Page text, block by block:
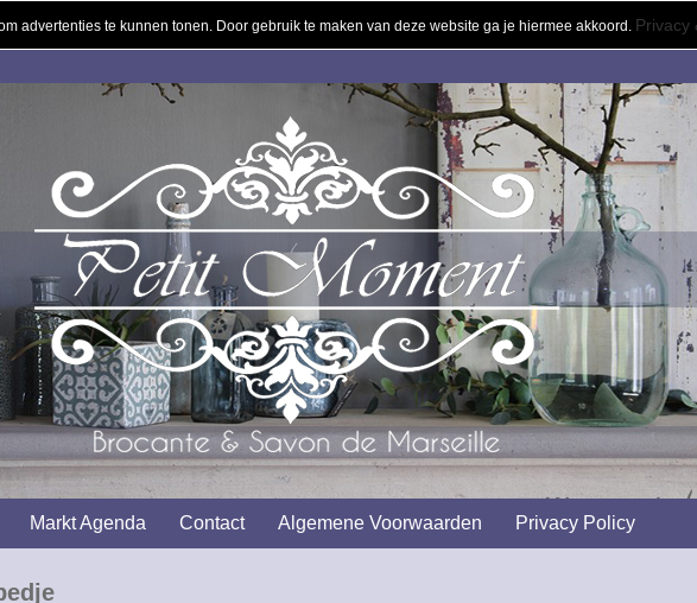
Markt Agenda Contact Algemene Voorwaarden Privacy Policy
advertenties te kunnen tonen. Door gebruik te maken van deze website ga je hiermee akkoord. Privacy